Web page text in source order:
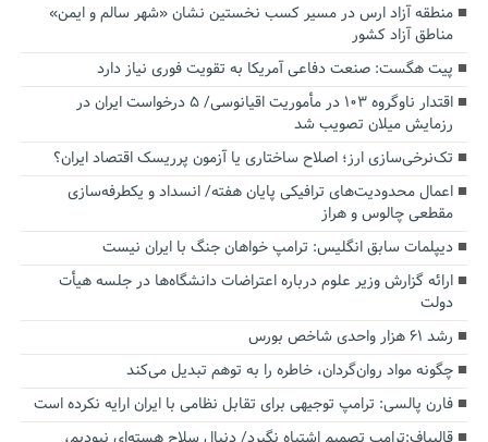
منطقه آزاد ارس در مسیر کسب نخستین نشان «شهر سالم و ایمن»
مناطق آزاد کشور
پیت هگست: صنعت دفاعی آمریکا به تقویت فوری نیاز دارد
اقتدار ناوگروه ۱۰۳ در مأموریت‌ اقیانوسی/ ۵ درخواست ایران در
رزمایش میلان تصویب شد
تک‌نرخی‌سازی ارز؛ اصلاح ساختاری یا آزمون پرریسک اقتصاد ایران؟
اعمال محدودیت‌های ترافیکی پایان هفته/ انسداد و یکطرفه‌سازی
مقطعی چالوس و هراز
دیپلمات سابق انگلیس:‌ ترامپ خواهان جنگ با ایران نیست
ارائه گزارش وزیر علوم درباره اعتراضات دانشگاه‌ها در جلسه هیأت
دولت
رشد ۶۱ هزار واحدی شاخص بورس
چگونه مواد روان‌گردان، خاطره را به توهم تبدیل می‌کند
فارن پالسی: ترامپ توجیهی برای تقابل نظامی با ایران ارایه نکرده است